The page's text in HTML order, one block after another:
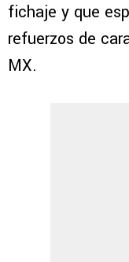
fichaje y que
refuerzos de
MX.